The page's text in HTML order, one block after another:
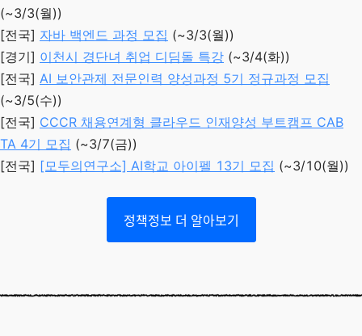
(~3/3(월))
[전국] 자바 백엔드 과정 모집 (~3/3(월))
[경기] 이천시 경단녀 취업 디딤돌 특강 (~3/4(화))
[전국] AI 보안관제 전문인력 양성과정 5기 정규과정 모집
(~3/5(수))
[전국] CCCR 채용연계형 클라우드 인재양성 부트캠프 CAB
TA 4기 모집 (~3/7(금))
[전국] [모두의연구소] AI학교 아이펠 13기 모집 (~3/10(월))
정책정보 더 알아보기